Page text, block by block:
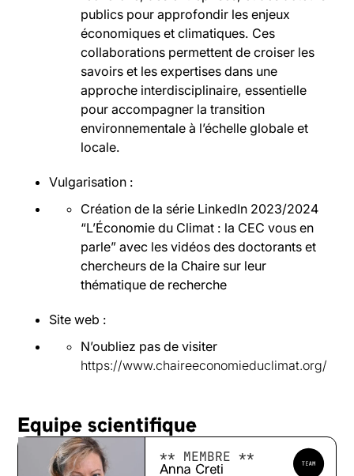
publics pour approfondir les enjeux
économiques et climatiques. Ces
collaborations permettent de croiser les
savoirs et les expertises dans une
approche interdisciplinaire, essentielle
pour accompagner la transition
environnementale à l’échelle globale et
locale.
Vulgarisation :
Création de la série LinkedIn 2023/2024
“L’Économie du Climat : la CEC vous en
parle” avec les vidéos des doctorants et
chercheurs de la Chaire sur leur
thématique de recherche
Site web :
N’oubliez pas de visiter
https://www.chaireeconomieduclimat.org/
Equipe scientifique
** MEMBRE **
Anna Creti